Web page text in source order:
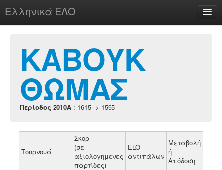
Ελληνικά ΕΛΟ
chesstu.be @ discord
Login
ΚΑΒΟΥΚ
ΘΩΜΑΣ
Περίοδος 2010A : 1615 -> 1595
Τουρνουά
Σκορ
(σε
αξιολογημένες
παρτίδες)
ELO
αντιπάλων
Μεταβολή
ή
Απόδοση